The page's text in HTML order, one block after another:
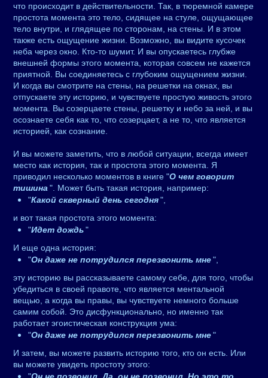
что происходит в действительности. Так, в тюремной камере
простота момента это тело, сидящее на стуле, ощущающее
тело внутри, и глядящее по сторонам, на стены. И в этом
также есть ощущение жизни. Возможно, вы видите кусочек
неба через окно. Кто-то шумит. И вы опускаетесь глубже
внешней формы этого момента, которая совсем не кажется
приятной. Вы соединяетесь с глубоким ощущением жизни.
И когда вы смотрите на стены, на решетки на окнах, вы
отпускаете эту историю, и чувствуете простую живость этого
момента. Вы созерцаете стены, решетку и небо за ней, и вы
осознаете себя как то, что созерцает, а не то, что является
историей, как сознание.
И вы можете заметить, что в любой ситуации, всегда имеет
место как история, так и простота этого момента. Я
приводил несколько моментов в книге "О чем говорит
тишина ". Может быть такая история, например:
"Какой скверный день сегодня",
и вот такая простота этого момента:
"Идет дождь"
И еще одна история:
"Он даже не потрудился перезвонить мне",
эту историю вы рассказываете самому себе, для того, чтобы
убедиться в своей правоте, что является ментальной
вещью, а когда вы правы, вы чувствуете немного больше
самим собой. Это дисфункционально, но именно так
работает эгоистическая конструкция ума:
"Он даже не потрудился перезвонить мне"
И затем, вы можете развить историю того, кто он есть. Или
вы можете увидеть простоту этого: